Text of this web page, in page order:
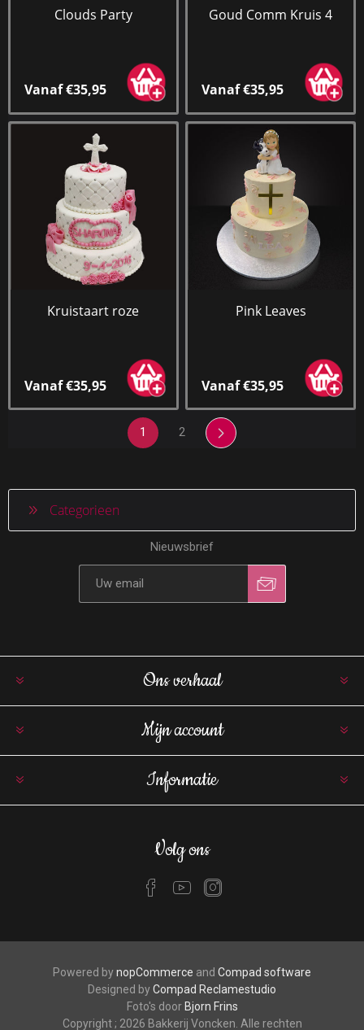
Clouds Party
Vanaf €35,95
Goud Comm Kruis 4
Vanaf €35,95
Kruistaart roze
Vanaf €35,95
Pink Leaves
Vanaf €35,95
1 2
Categorieen
Nieuwsbrief
Ons verhaal
Mijn account
Informatie
Volg ons
Powered bynopCommerce and Compad software
Designed byCompad Reclamestudio
Foto's doorBjorn Frins
Copyright ; 2026 Bakkerij Voncken. Alle rechten